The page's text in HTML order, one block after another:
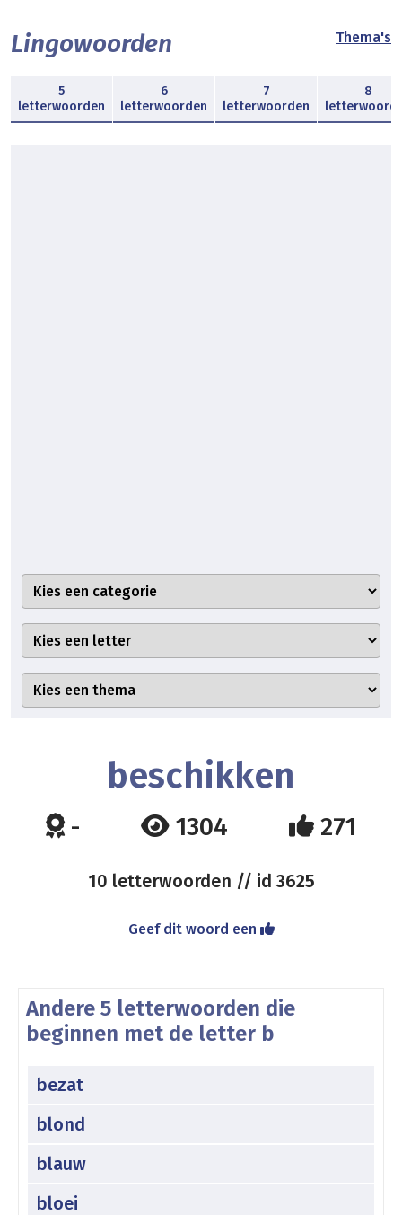
Lingowoorden Thema's
5
letterwoorden
6
letterwoorden
7
letterwoorden
8
beschikken
- 1304 271
10 letterwoorden // id 3625
Geef dit woord een
Andere 5 letterwoorden die
beginnen met de letter b
bezat
blond
blauw
bloei